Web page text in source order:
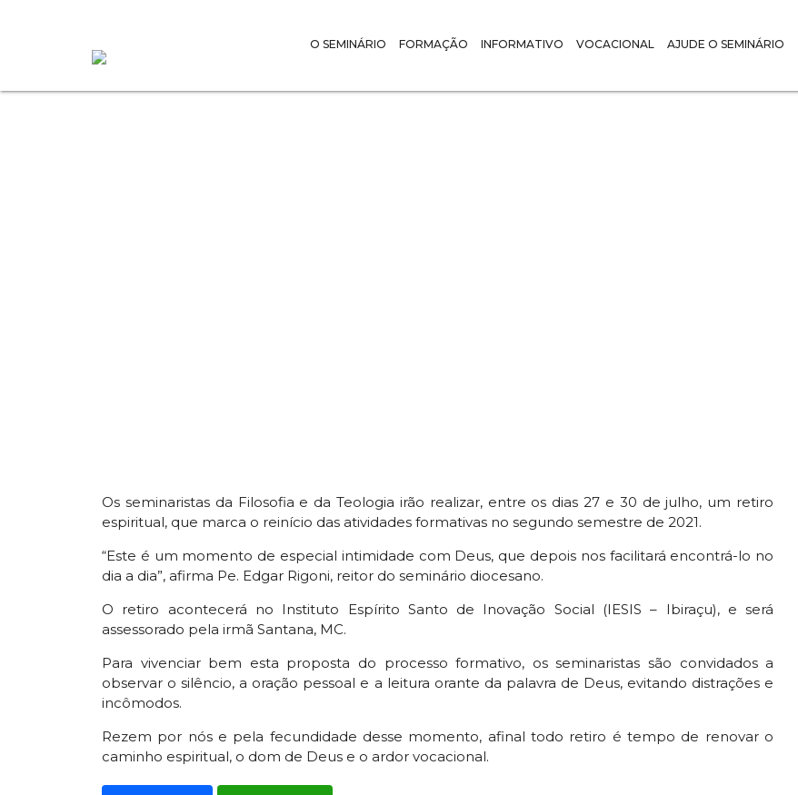
O SEMINÁRIO FORMAÇÃO INFORMATIVO VOCACIONAL AJUDE O SEMINÁRIO
Os seminaristas da Filosofia e da Teologia irão realizar, entre os dias 27 e 30 de julho, um retiro
espiritual, que marca o reinício das atividades formativas no segundo semestre de 2021.
“Este é um momento de especial intimidade com Deus, que depois nos facilitará encontrá-lo no
dia a dia”, afirma Pe. Edgar Rigoni, reitor do seminário diocesano.
O retiro acontecerá no Instituto Espírito Santo de Inovação Social (IESIS – Ibiraçu), e será
assessorado pela irmã Santana, MC.
Para vivenciar bem esta proposta do processo formativo, os seminaristas são convidados a
observar o silêncio, a oração pessoal e a leitura orante da palavra de Deus, evitando distrações e
incômodos.
Rezem por nós e pela fecundidade desse momento, afinal todo retiro é tempo de renovar o
caminho espiritual, o dom de Deus e o ardor vocacional.